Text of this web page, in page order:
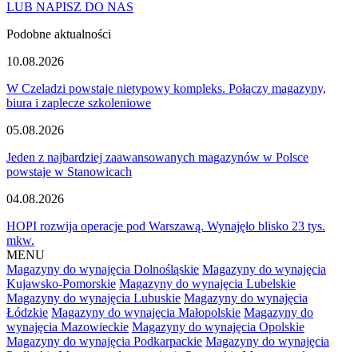
LUB NAPISZ DO NAS
Podobne aktualności
10.08.2026
W Czeladzi powstaje nietypowy kompleks. Połączy magazyny,
biura i zaplecze szkoleniowe
05.08.2026
Jeden z najbardziej zaawansowanych magazynów w Polsce
powstaje w Stanowicach
04.08.2026
HOPI rozwija operacje pod Warszawą. Wynajęło blisko 23 tys.
mkw.
MENU
Magazyny do wynajęcia Dolnośląskie Magazyny do wynajęcia
Kujawsko-Pomorskie Magazyny do wynajęcia Lubelskie
Magazyny do wynajęcia Lubuskie Magazyny do wynajęcia
Łódzkie Magazyny do wynajęcia Małopolskie Magazyny do
wynajęcia Mazowieckie Magazyny do wynajęcia Opolskie
Magazyny do wynajęcia Podkarpackie Magazyny do wynajęcia